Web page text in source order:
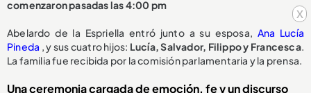
x
comenzaron pasadas las 4:00 pm
Abelardo de la Espriella entró junto a su esposa, Ana Lucía
Pineda , y sus cuatro hijos: Lucía, Salvador, Filippo y Francesca.
La familia fue recibida por la comisión parlamentaria y la prensa.
Una ceremonia cargada de emoción, fe y un discurso